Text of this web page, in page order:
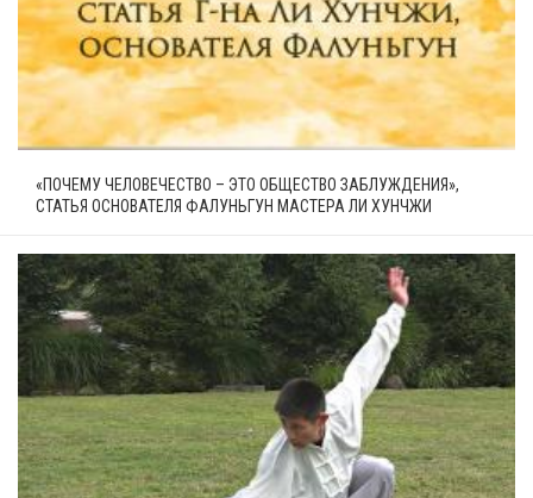
«ПОЧЕМУ ЧЕЛОВЕЧЕСТВО – ЭТО ОБЩЕСТВО ЗАБЛУЖДЕНИЯ»,
СТАТЬЯ ОСНОВАТЕЛЯ ФАЛУНЬГУН МАСТЕРА ЛИ ХУНЧЖИ